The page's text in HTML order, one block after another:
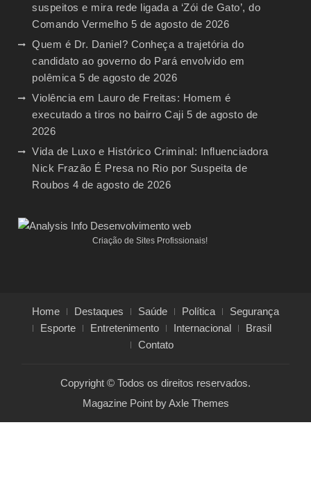
suspeitos e mira rede ligada a ‘Zói de Gato’, do
Comando Vermelho 5 de agosto de 2026
Quem é Dr. Daniel? Conheça a trajetória do
candidato ao governo do Pará envolvido em
polêmica 5 de agosto de 2026
Violência em Lauro de Freitas: Homem é
executado a tiros no bairro Caji 5 de agosto de
2026
Vida de Luxo e Histórico Criminal: Influenciadora
Nick Frazão É Presa no Rio por Suspeita de
Roubos 4 de agosto de 2026
Criação de Sites Profissionais!
Home Destaques Saúde Política
Segurança
Esporte
Entretenimento Internacional
Brasil
Contato
Copyright © Todos os direitos reservados.
Magazine Point byAxle Themes